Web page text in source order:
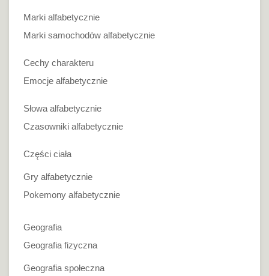
Marki alfabetycznie
Marki samochodów alfabetycznie
Cechy charakteru
Emocje alfabetycznie
Słowa alfabetycznie
Czasowniki alfabetycznie
Części ciała
Gry alfabetycznie
Pokemony alfabetycznie
Geografia
Geografia fizyczna
Geografia społeczna